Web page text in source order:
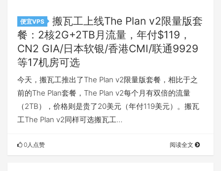
便宜VPS
搬瓦工上线The Plan v2限量版套
餐：2核2G+2TB月流量，年付$119，
CN2 GIA/日本软银/香港CMI/联通9929
等17机房可选
今天，搬瓦工推出了The Plan v2限量版套餐，相比于之
前的The Plan套餐，The Plan v2每个月有双倍的流量
（2TB），价格则是贵了20美元（年付119美元）。搬瓦
工The Plan v2同样可选搬瓦工…
0人点赞 阅读全文